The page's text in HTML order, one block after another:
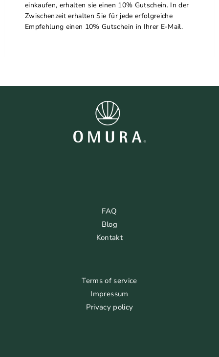
einkaufen, erhalten sie einen 10% Gutschein. In der
Zwischenzeit erhalten Sie für jede erfolgreiche
Empfehlung einen 10% Gutschein in Ihrer E-Mail.
FAQ
Blog
Kontakt
Terms of service
Impressum
Privacy policy